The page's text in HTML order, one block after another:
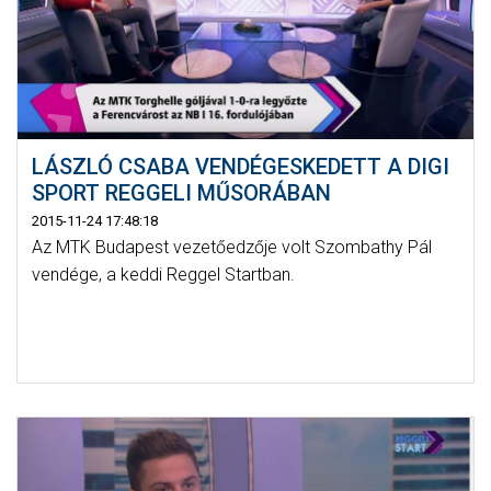
LÁSZLÓ CSABA VENDÉGESKEDETT A DIGI
SPORT REGGELI MŰSORÁBAN
2015-11-24 17:48:18
Az MTK Budapest vezetőedzője volt Szombathy Pál
vendége, a keddi Reggel Startban.